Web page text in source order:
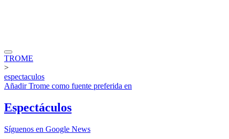
TROME
>
espectaculos
AñadirTrome como fuente preferida en
Espectáculos
Síguenos en Google News